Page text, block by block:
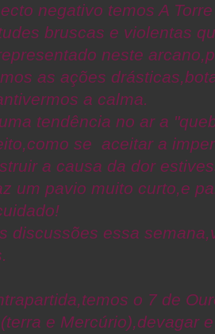
negativo temos A
bruscas e violentas
neste
as ações
a calma.
tendência no ar a
se aceitar a
a causa da dor
um pavio muito curto,e
discussões essa
o 7 de
e Mercúrio),devagar